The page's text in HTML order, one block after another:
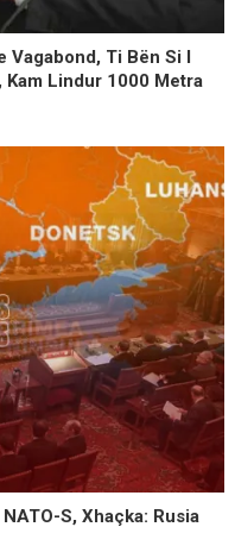
Vagabond, Ti Bën Si I
Kam Lindur 1000 Metra
S, Xhaçka: Rusia